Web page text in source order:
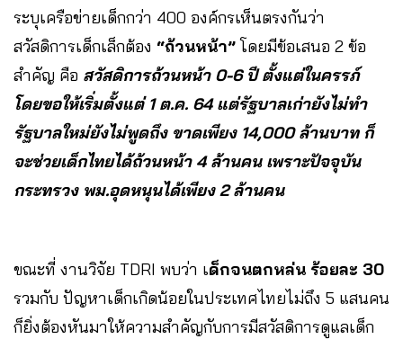
ระบุเครือข่ายเด็กกว่า 400 องค์กรเห็นตรงกันว่า
สวัสดิการเด็กเล็กต้อง “ถ้วนหน้า”โดยมีข้อเสนอ 2 ข้อ
สำคัญ คือ สวัสดิการถ้วนหน้า 0-6 ปี ตั้งแต่ในครรภ์
โดยขอให้เริ่มตั้งแต่ 1 ต.ค. 64 แต่รัฐบาลเก่ายังไม่ทำ
รัฐบาลใหม่ยังไม่พูดถึง ขาดเพียง 14,000 ล้านบาท ก็
จะช่วยเด็กไทยได้ถ้วนหน้า 4 ล้านคน เพราะปัจจุบัน
กระทรวง พม.อุดหนุนได้เพียง 2 ล้านคน
ขณะที่ งานวิจัย TDRI พบว่า เด็กจนตกหล่น ร้อยละ 30
รวมกับ ปัญหาเด็กเกิดน้อยในประเทศไทยไม่ถึง 5 แสนคน
ก็ยิ่งต้องหันมาให้ความสำคัญกับการมีสวัสดิการดูแลเด็ก